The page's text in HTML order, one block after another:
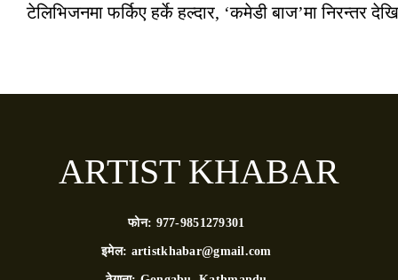
टेलिभिजनमा फर्किए हर्के हल्दार, ‘कमेडी बाज’मा निरन्तर
ARTIST KHABAR
फोन: 977-9851279301
इमेल: artistkhabar@gmail.com